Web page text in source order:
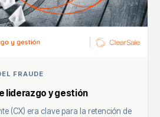
FRAUDE
liderazgo y gestión
(CX) era clave para la retención de